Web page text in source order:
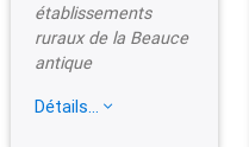
établissements
ruraux de la Beauce
antique
Détails...